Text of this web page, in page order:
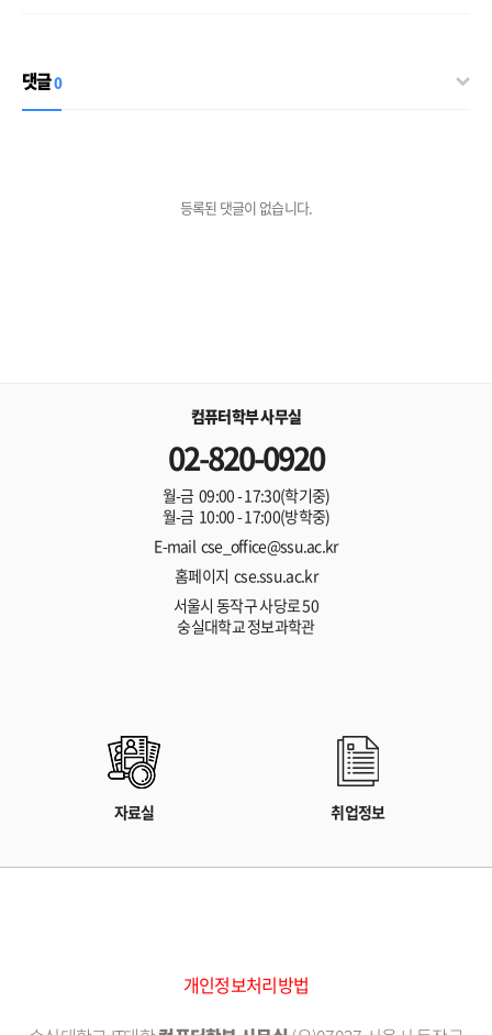
댓글0
등록된 댓글이 없습니다.
컴퓨터학부 사무실
02-820-0920
월-금 09:00 - 17:30(학기중)
월-금 10:00 - 17:00(방학중)
E-mail cse_office@ssu.ac.kr
홈페이지 cse.ssu.ac.kr
서울시 동작구 사당로 50
숭실대학교 정보과학관
자료실 취업정보
개인정보처리방법